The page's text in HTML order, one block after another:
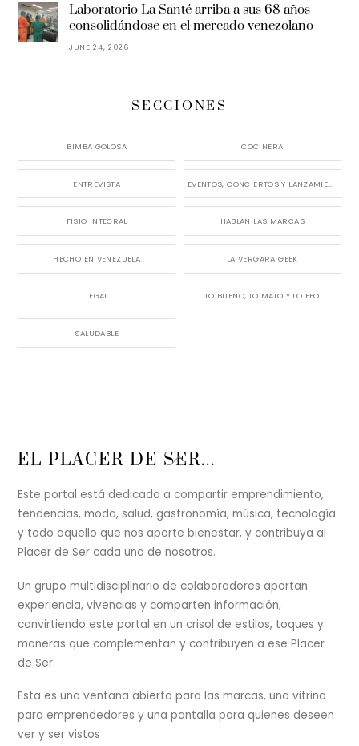
Laboratorio La Santé arriba a sus 68 años
consolidándose en el mercado venezolano
JUNE 24, 2026
SECCIONES
BIMBA GOLOSA COCINERA
ENTREVISTA
FISIO INTEGRAL HABLAN LAS MARCAS
HECHO EN VENEZUELA LA VERGARA GEEK
LEGAL LO BUENO, LO MALO Y LO FEO
SALUDABLE
Back
Top
EL PLACER DE SER...
Este portal está dedicado a compartir emprendimiento,
tendencias, moda, salud, gastronomía, música, tecnología
y todo aquello que nos aporte bienestar, y contribuya al
Placer de Ser cada uno de nosotros.
Un grupo multidisciplinario de colaboradores aportan
experiencia, vivencias y comparten información,
convirtiendo este portal en un crisol de estilos, toques y
maneras que complementan y contribuyen a ese Placer
de Ser.
Esta es una ventana abierta para las marcas, una vitrina
para emprendedores y una pantalla para quienes deseen
ver y ser vistos